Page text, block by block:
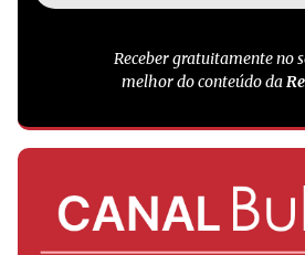
Receber gratuitamente no
melhor do conteúdo da